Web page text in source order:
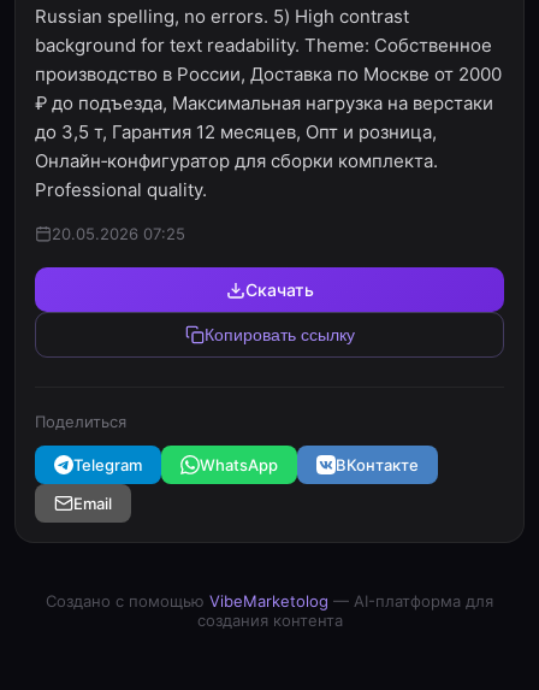
Russian spelling, no errors. 5) High contrast
background for text readability. Theme: Собственное
производство в России, Доставка по Москве от 2000
₽ до подъезда, Максимальная нагрузка на верстаки
до 3,5 т, Гарантия 12 месяцев, Опт и розница,
Онлайн‑конфигуратор для сборки комплекта.
Professional quality.
20.05.2026 07:25
Скачать
Копировать ссылку
Поделиться
Telegram WhatsApp
ВКонтакте
Email
Создано с помощью VibeMarketolog — AI-платформа для
создания контента